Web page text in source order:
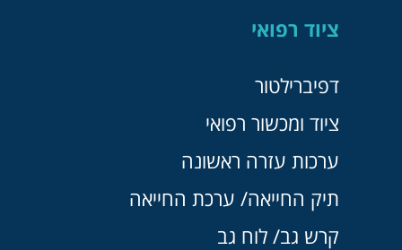
ציוד רפואי
דפיברילטור
ציוד ומכשור רפואי
ערכות עזרה ראשונה
תיק החייאה/ ערכת החייאה
קרש גב/ לוח גב